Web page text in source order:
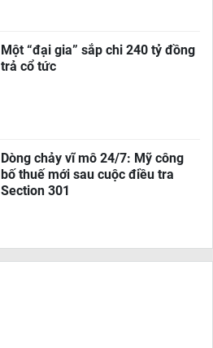
Một “đại gia” sắp chi 240 tỷ đồng
trả cổ tức
Dòng chảy vĩ mô 24/7: Mỹ công
bố thuế mới sau cuộc điều tra
Section 301